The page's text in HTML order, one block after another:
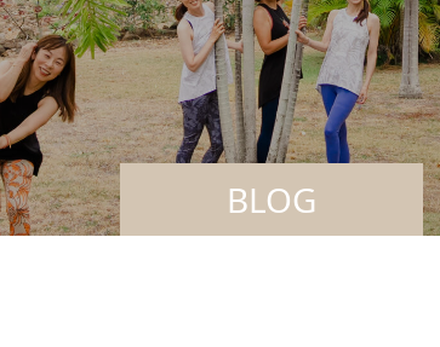
BLOG